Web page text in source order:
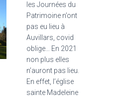
les Journées du
Patrimoine n’ont
pas eu lieu à
Auvillars, covid
oblige… En 2021
non plus elles
n’auront pas lieu.
En effet, l’église
sainte Madeleine